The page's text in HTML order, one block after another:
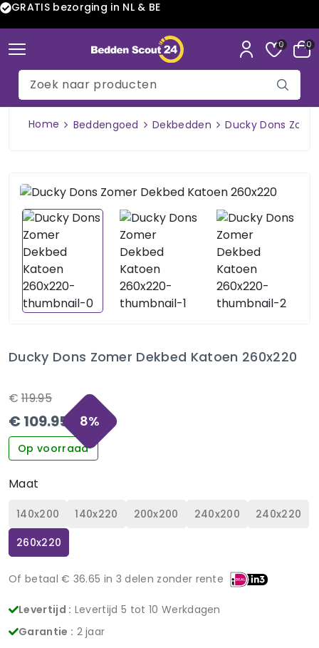
GRATIS bezorging in NL & BE
0 0
Home Beddengoed Dekbedden Ducky Dons
Ducky Dons Zomer Dekbed Katoen 260x220
€ 119.95
€ 109.95 8%
Op voorraad
Maat
140x200 140x220 200x200 240x200
240x220
260x220
Of betaal € 36.65 in 3 delen zonder rente
Levertijd : Levertijd 5 tot 10 Werkdagen
Garantie : 2 jaar